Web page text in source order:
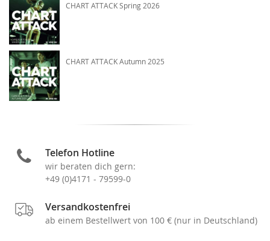
CHART ATTACK Spring 2026
CHART ATTACK Autumn 2025
Telefon Hotline
wir beraten dich gern:
+49 (0)4171 - 79599-0
Versandkostenfrei
ab einem Bestellwert von 100 € (nur in Deutschland)